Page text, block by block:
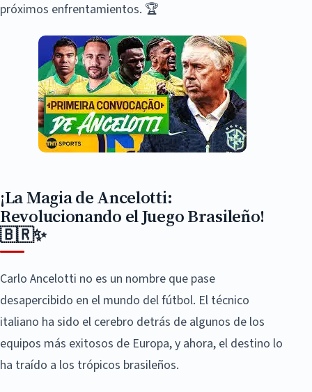
próximos enfrentamientos. 🏆
¡La Magia de Ancelotti:
Revolucionando el Juego Brasileño!
🇧🇷✨
Carlo Ancelotti no es un nombre que pase
desapercibido en el mundo del fútbol. El técnico
italiano ha sido el cerebro detrás de algunos de los
equipos más exitosos de Europa, y ahora, el destino lo
ha traído a los trópicos brasileños.